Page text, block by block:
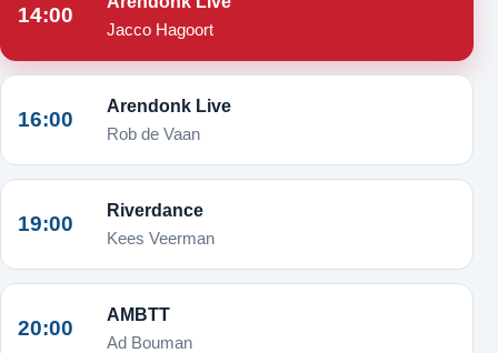
14:00
Jacco Hagoort
16:00
Arendonk Live
Rob de Vaan
19:00
Riverdance
Kees Veerman
20:00
AMBTT
Ad Bouman